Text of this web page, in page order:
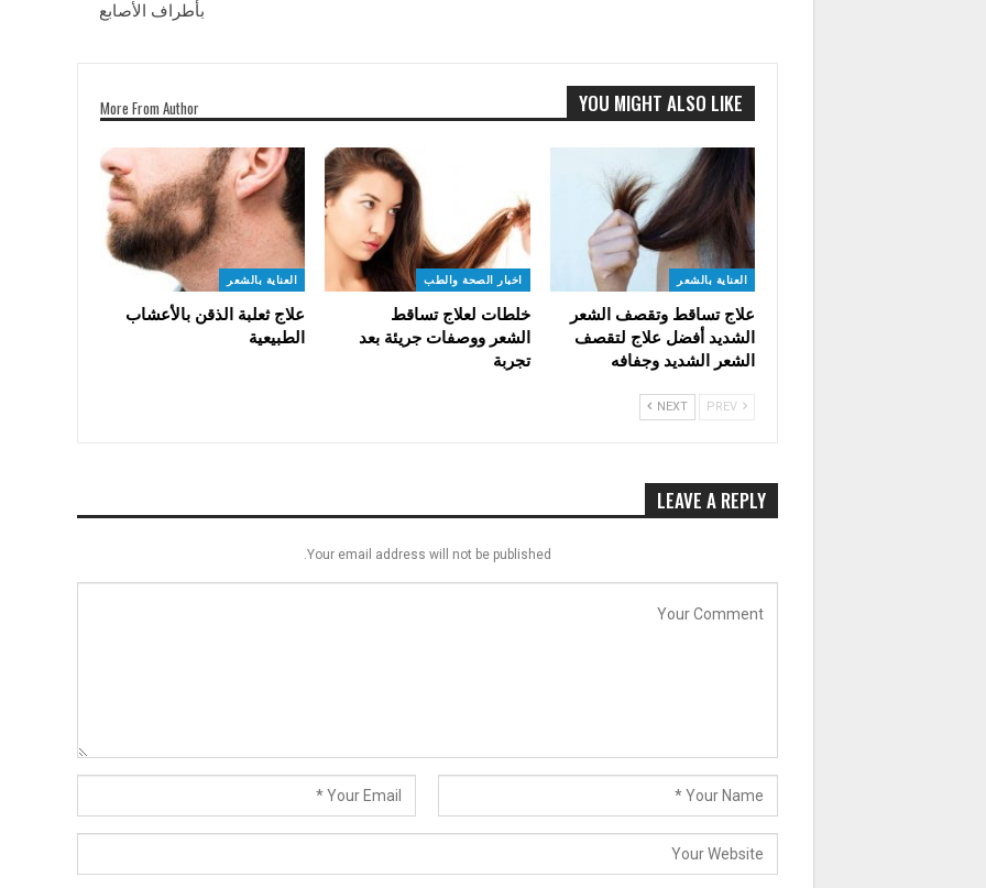
بأطراف الأصابع
YOU MIGHT ALSO LIKE
More From Author
العناية بالشعر
علاج تساقط وتقصف الشعر
الشديد أفضل علاج لتقصف
الشعر الشديد وجفافه
اخبار الصحة والطب
خلطات لعلاج تساقط
الشعر ووصفات جريئة بعد
تجربة
العناية بالشعر
علاج ثعلبة الذقن بالأعشاب
الطبيعية
NEXT
LEAVE A REPLY
Your email address will not be published.